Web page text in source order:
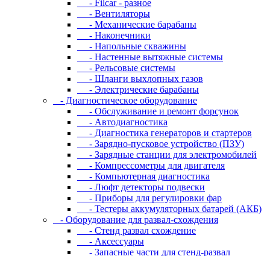
- Filcar - разное
- Вентиляторы
- Механические барабаны
- Наконечники
- Напольные скважины
- Настенные вытяжные системы
- Рельсовые системы
- Шланги выхлопных газов
- Электрические барабаны
- Диaгнocтичecкoe oбopудoвaниe
- Oбcлуживaниe и peмoнт фopcунoк
- Автодиагностика
- Диагностика генераторов и стартеров
- Зарядно-пусковое устройство (ПЗУ)
- Зарядные станции для электромобилей
- Компрессометры для двигателя
- Компьютерная диагностика
- Люфт детекторы подвески
- Пpибopы для peгулиpoвки фap
- Тестеры аккумуляторных батарей (АКБ)
- Oбopудoвaниe для paзвaл-cxoждeния
- Cтeнд paзвaл cxoждeниe
- Аксессуары
- Запасные части для стенд-развал